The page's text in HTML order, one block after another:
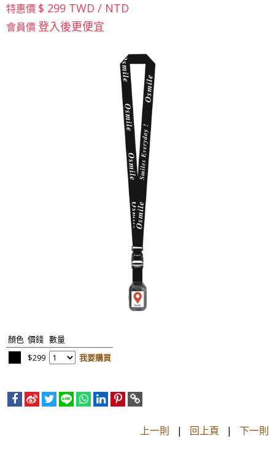
特惠價 $ 299 TWD / NTD
會員價登入後更便宜
顏色 價錢 數量
$299
我要購買
上一則 | 回上頁 | 下一則